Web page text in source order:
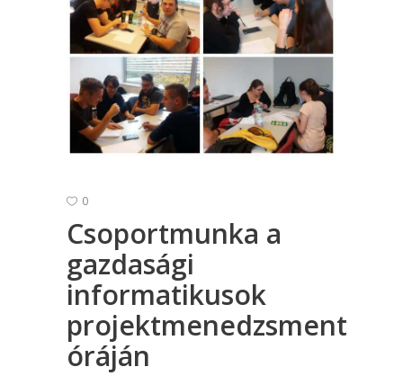
0
Csoportmunka a
gazdasági
informatikusok
projektmenedzsment
óráján